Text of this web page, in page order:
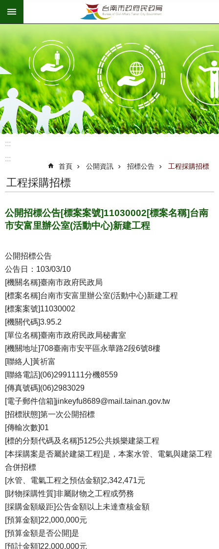
跳到主要內容區塊
:::
:::
首頁 公開資訊 招標公告 工程採購招標
工程採購招標
公開招標公告[標案案號]11030002[標案名稱]台南
市安富里辦公室(活動中心)新建工程
公開招標公告
公告日：103/03/10
[機關名稱]臺南市政府民政局
[標案名稱]台南市安富里辦公室(活動中心)新建工程
[標案案號]11030002
[機關代碼]3.95.2
[單位名稱]臺南市政府民政局秘書室
[機關地址]708臺南市安平區永華路2段6號8樓
[聯絡人]黃祈富
[聯絡電話](06)2991111分機8559
[傳真號碼](06)2983029
[電子郵件信箱]jinkeyfu8689@mail.tainan.gov.tw
[招標狀態]第一次公開招標
[傳輸次數]01
[標的分類代碼及名稱]5125公共娛樂建築工程
[本採購案是否屬於建築工程]是，本案水管、電氣與建築工程
合併招標
[水管、電氣工程之預估金額]2,342,471元
[財物採購性質]非屬財物之工程或勞務
[採購金額級距]公告金額以上未達查核金額
[預算金額]22,000,000元
[預算金額是否公開]是
[預計金額]22,000,000元